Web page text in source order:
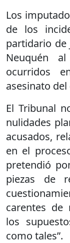
Los
de los
partidario de
Neuquén
ocurridos
asesinato
El Tribunal
nulidades
acusados,
en el
pretendió
piezas de
carentes de
los
como tales”.